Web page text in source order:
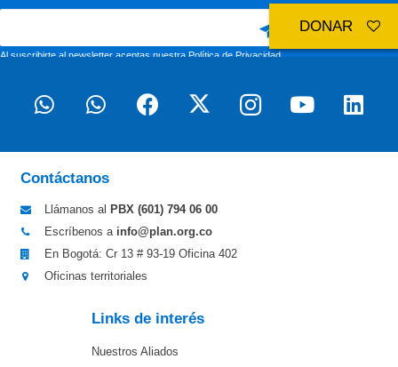
Al suscribirte al newsletter aceptas nuestraPolítica de Privacidad
Contáctanos
Llámanos al PBX (601) 794 06 00
Escríbenos a info@plan.org.co
En Bogotá: Cr 13 # 93-19 Oficina 402
Oficinas territoriales
Links de interés
Nuestros Aliados
DONAR